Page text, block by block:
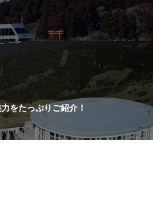
をたっぷりご紹介！